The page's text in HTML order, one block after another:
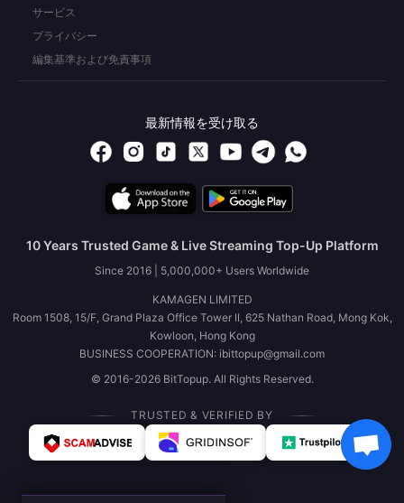
サービス
プライバシー
編集基準および免責事項
最新情報を受け取る
10 Years Trusted Game & Live Streaming Top-Up Platform
Since 2016 | 5,000,000+ Users Worldwide
KAMAGEN LIMITED
Room 1508, 15/F, Grand Plaza Office Tower II, 625 Nathan Road, Mong Kok,
Kowloon, Hong Kong
BUSINESS COOPERATION: ibittopup@gmail.com
© 2016-2026 BitTopup. All Rights Reserved.
TRUSTED & VERIFIED BY